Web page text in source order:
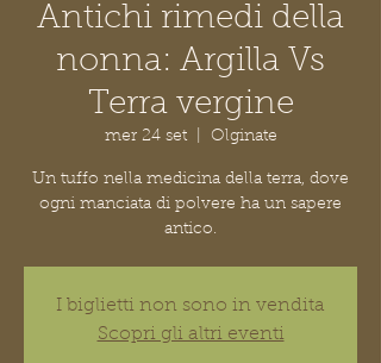
Antichi rimedi della
nonna: Argilla Vs
Terra vergine
mer 24 set
  |
Olginate
Un tuffo nella medicina della terra, dove
ogni manciata di polvere ha un sapere
antico.
I biglietti non sono in vendita
Scopri gli altri eventi